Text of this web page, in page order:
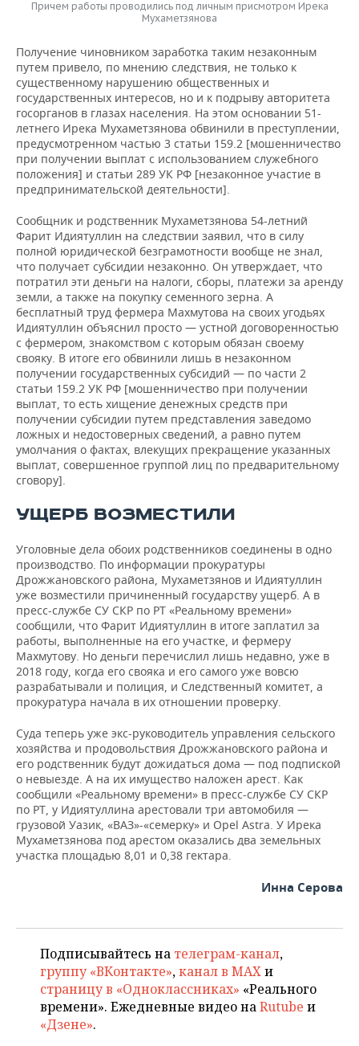
Причем работы проводились под личным присмотром Ирека
Мухаметзянова
Получение чиновником заработка таким незаконным
путем привело, по мнению следствия, не только к
существенному нарушению общественных и
государственных интересов, но и к подрыву авторитета
госорганов в глазах населения. На этом основании 51-
летнего Ирека Мухаметзянова обвинили в преступлении,
предусмотренном частью 3 статьи 159.2 [мошенничество
при получении выплат с использованием служебного
положения] и статьи 289 УК РФ [незаконное участие в
предпринимательской деятельности].
Сообщник и родственник Мухаметзянова 54-летний
Фарит Идиятуллин на следствии заявил, что в силу
полной юридической безграмотности вообще не знал,
что получает субсидии незаконно. Он утверждает, что
потратил эти деньги на налоги, сборы, платежи за аренду
земли, а также на покупку семенного зерна. А
бесплатный труд фермера Махмутова на своих угодьях
Идиятуллин объяснил просто — устной договоренностью
с фермером, знакомством с которым обязан своему
свояку. В итоге его обвинили лишь в незаконном
получении государственных субсидий — по части 2
статьи 159.2 УК РФ [мошенничество при получении
выплат, то есть хищение денежных средств при
получении субсидии путем представления заведомо
ложных и недостоверных сведений, а равно путем
умолчания о фактах, влекущих прекращение указанных
выплат, совершенное группой лиц по предварительному
сговору].
УЩЕРБ ВОЗМЕСТИЛИ
Уголовные дела обоих родственников соединены в одно
производство. По информации прокуратуры
Дрожжановского района, Мухаметзянов и Идиятуллин
уже возместили причиненный государству ущерб. А в
пресс-службе СУ СКР по РТ «Реальному времени»
сообщили, что Фарит Идиятуллин в итоге заплатил за
работы, выполненные на его участке, и фермеру
Махмутову. Но деньги перечислил лишь недавно, уже в
2018 году, когда его свояка и его самого уже вовсю
разрабатывали и полиция, и Следственный комитет, а
прокуратура начала в их отношении проверку.
Суда теперь уже экс-руководитель управления сельского
хозяйства и продовольствия Дрожжановского района и
его родственник будут дожидаться дома — под подпиской
о невыезде. А на их имущество наложен арест. Как
сообщили «Реальному времени» в пресс-службе СУ СКР
по РТ, у Идиятуллина арестовали три автомобиля —
грузовой Уазик, «ВАЗ»-«семерку» и Оpel Аstra. У Ирека
Мухаметзянова под арестом оказались два земельных
участка площадью 8,01 и 0,38 гектара.
Инна Серова
Подписывайтесь на телеграм-канал,
группу «ВКонтакте»,канал в MAXи
страницу в «Одноклассниках» «Реального
времени». Ежедневные видео наRutube и
«Дзене».